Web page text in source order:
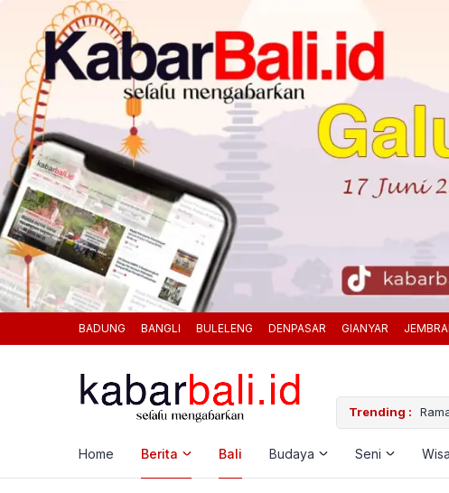
BADUNG BANGLI BULELENG DENPASAR GIANYAR
Trending :
Pemkab Klungkung Percepat Jadwal Docking Rp3,6 Miliar
Home Berita Bali Budaya Seni